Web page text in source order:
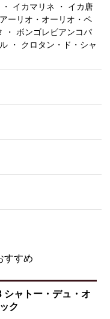
イカマリネ ・ イカ唐
ーリオ・オーリオ・ペ
・ ボンゴレビアンコパ
・ クロタン・ド・シャ
すすめ
シャトー・デュ・オ
ク